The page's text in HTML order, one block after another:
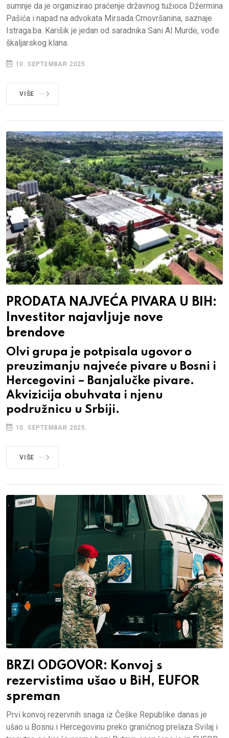
sumnje da je organizirao praćenje državnog tužioca Džermina
Pašića i napad na advokata Mirsada Crnovršanina, saznaje
Istraga.ba. Karišik je jedan od saradnika Sani Al Murde, vođe
škaljarskog klana.
10. SEPTEMBAR 2025.
VIŠE
PRODATA NAJVEĆA PIVARA U BIH:
Investitor najavljuje nove
brendove
Olvi grupa je potpisala ugovor o
preuzimanju najveće pivare u Bosni i
Hercegovini – Banjalučke pivare.
Akvizicija obuhvata i njenu
podružnicu u Srbiji.
10. SEPTEMBAR 2025.
VIŠE
BRZI ODGOVOR: Konvoj s
rezervistima ušao u BiH, EUFOR
spreman
Prvi konvoj rezervnih snaga iz Češke Republike danas je
ušao u Bosnu i Hercegovinu preko graničnog prelaza Svilaj i